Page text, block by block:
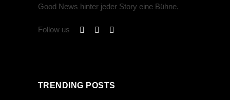
Good News hinter jeder Story eine Bühne.
Follow us
TRENDING POSTS